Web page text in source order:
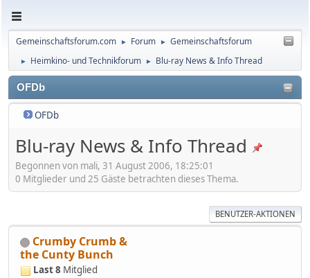
Gemeinschaftsforum.com ► Forum ► Gemeinschaftsforum
► Heimkino- und Technikforum ► Blu-ray News & Info Thread
OFDb
OFDb
Blu-ray News & Info Thread
Begonnen von mali, 31 August 2006, 18:25:01
0 Mitglieder und 25 Gäste betrachten dieses Thema.
BENUTZER-AKTIONEN
Crumby Crumb &
the Cunty Bunch
Last 8 Mitglied